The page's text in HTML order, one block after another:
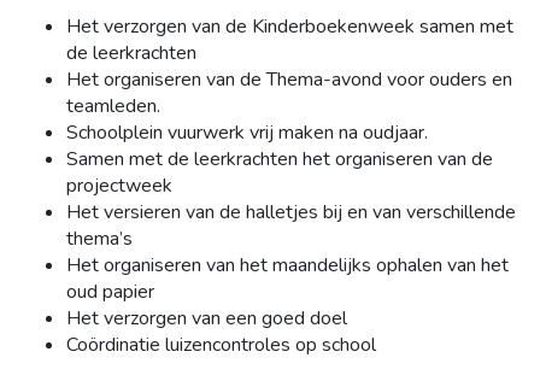
Het verzorgen van de Kinderboekenweek samen met
de leerkrachten
Het organiseren van de Thema-avond voor ouders en
teamleden.
Schoolplein vuurwerk vrij maken na oudjaar.
Samen met de leerkrachten het organiseren van de
projectweek
Het versieren van de halletjes bij en van verschillende
thema’s
Het organiseren van het maandelijks ophalen van het
oud papier
Het verzorgen van een goed doel
Coördinatie luizencontroles op school